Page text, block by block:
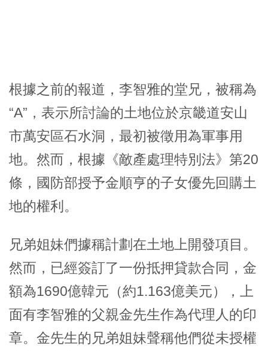
根據之前的報道，李智雅的堂兄，被稱為
“A”，表示所討論的土地位於京畿道安山
市萬安區石水洞，最初被徵用為軍事用
地。然而，根據《敵產處理特別法》第20
條，國防部授予金順亨的子女優先回購土
地的權利。
兄弟姐妹們據稱計劃在土地上開發項目。
然而，已經簽訂了一份抵押貸款合同，金
額為1690億韓元（約1.163億美元），上
面有李智雅的父親金先生作為代理人的印
章。金先生的兄弟姐妹聲稱他們從未授權